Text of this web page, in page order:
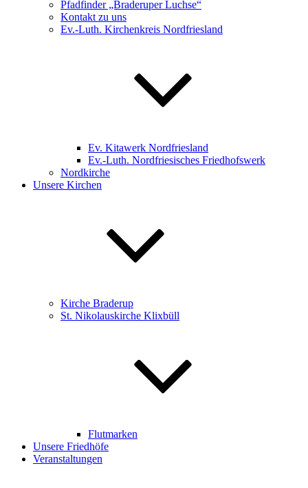
Pfadfinder „Braderuper Luchse“
Kontakt zu uns
Ev.-Luth. Kirchenkreis Nordfriesland
Ev. Kitawerk Nordfriesland
Ev.-Luth. Nordfriesisches Friedhofswerk
Nordkirche
Unsere Kirchen
Kirche Braderup
St. Nikolauskirche Klixbüll
Flutmarken
Unsere Friedhöfe
Veranstaltungen